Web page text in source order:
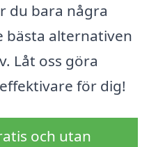
du bara några
bästa alternativen
Låt oss göra
för dig!
och utan